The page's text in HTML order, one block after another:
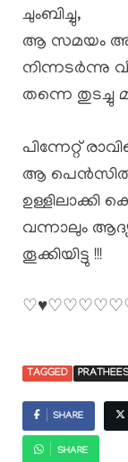
ചുംബിച്ചു,
ആ സമയം
നിന്നടർന്നു
തന്നെ തുടച്ചു
പിന്നേറ്റ്
ആ പെൻസിൽ
ഉള്ളിലാക്കി
വന്നാലും
തൂക്കിയിട്ടു !!!
TAGGED
SHARE
SHARE